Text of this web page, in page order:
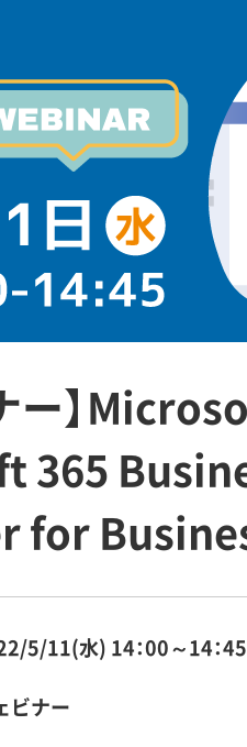
ー】
365
for
5/11(水) 14：00～14：45
ビナー